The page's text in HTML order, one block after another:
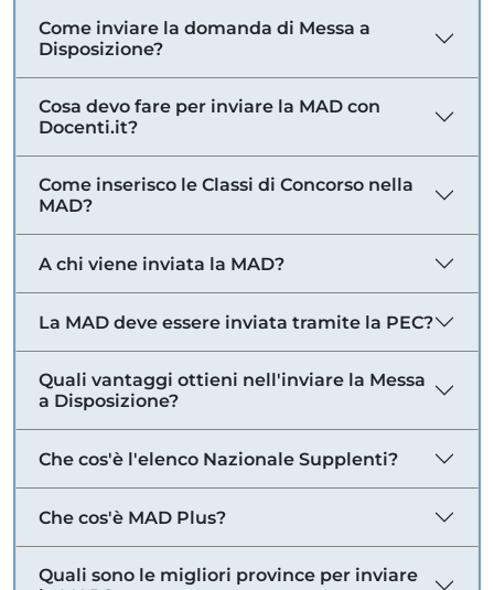
Come inviare la domanda di Messa a
Disposizione?
Cosa devo fare per inviare la MAD con
Docenti.it?
Come inserisco le Classi di Concorso nella
MAD?
A chi viene inviata la MAD?
La MAD deve essere inviata tramite la PEC?
Quali vantaggi ottieni nell'inviare la Messa
a Disposizione?
Che cos'è l'elenco Nazionale Supplenti?
Che cos'è MAD Plus?
Quali sono le migliori province per inviare